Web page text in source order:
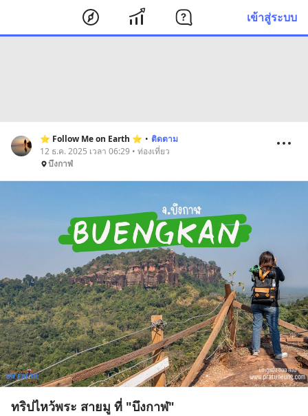
เข้าสู่ระบบ
⭐️ Follow Me on Earth ⭐️ • ติดตาม
12 ธ.ค. 2025 เวลา 06:29 • ท่องเที่ยว
บึงกาฬ
ทริปไหว้พระ สายมู ที่ "บึงกาฬ"